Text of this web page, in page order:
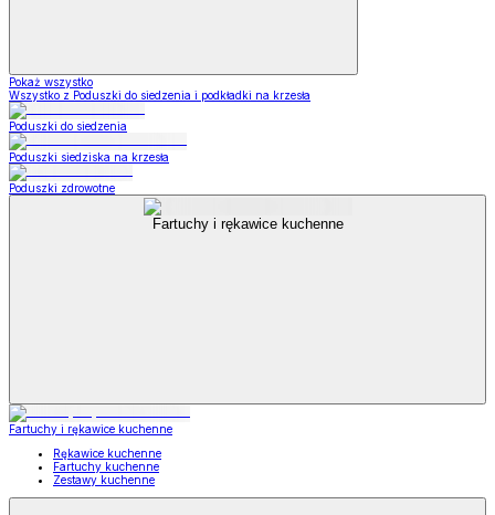
Pokaż wszystko
Wszystko z Poduszki do siedzenia i podkładki na krzesła
Poduszki do siedzenia
Poduszki siedziska na krzesła
Poduszki zdrowotne
Fartuchy i rękawice kuchenne
Fartuchy i rękawice kuchenne
Rękawice kuchenne
Fartuchy kuchenne
Zestawy kuchenne